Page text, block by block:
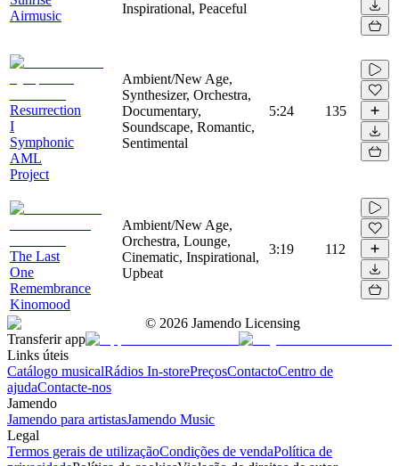
Airmusic
Inspirational, Peaceful
Resurrection
I
Symphonic
AML
Project
Ambient/New Age,
Synthesizer, Orchestra,
Documentary,
Soundscape, Romantic,
Sentimental
5:24 135
The Last
One
Remembrance
Kinomood
Ambient/New Age,
Orchestra, Lounge,
Cinematic, Inspirational,
Upbeat
3:19 112
© 2026 Jamendo Licensing
Transferir app
Links úteis
Catálogo musicalRádios In-storePreçosContactoCentro de
ajudaContacte-nos
Jamendo
Jamendo para artistasJamendo Music
Legal
Termos gerais de utilizaçãoCondições de vendaPolítica de